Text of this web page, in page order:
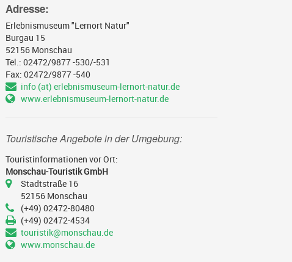
Adresse:
Erlebnismuseum "Lernort Natur"
Burgau 15
52156 Monschau
Tel.: 02472/9877 -530/-531
Fax: 02472/9877 -540
info (at) erlebnismuseum-lernort-natur.de
www.erlebnismuseum-lernort-natur.de
Touristische Angebote in der Umgebung:
Touristinformationen vor Ort:
Monschau-Touristik GmbH
Stadtstraße 16
52156 Monschau
(+49) 02472-80480
(+49) 02472-4534
touristik@monschau.de
www.monschau.de